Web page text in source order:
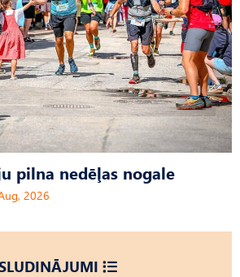
pilna nedēļas nogale
2026